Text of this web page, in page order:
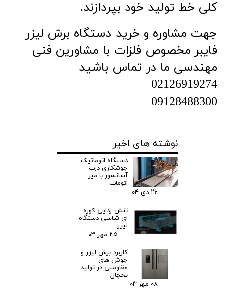
کلی خط تولید خود بپردازند.
جهت مشاوره و خرید دستگاه برش لیزر
فایبر مخصوص فلزات با مشاورین فنی
مهندسی ما در تماس باشید
02126919274
09128488300
نوشته های اخیر
دستگاه اتوماتیک
جوشکاری درب
آسانسور با میز
اتومات
۲۶ دی ۰۴
تنش زدایی کوره
ای شاسی دستگاه
لیزر
۲۵ مهر ۰۳
کاربرد برش لیزر و
جوش های
مقاومتی در تولید
یخچال
۰۸ مهر ۰۳